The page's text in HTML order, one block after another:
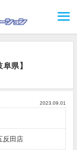
県】
2023.09.01
反田店